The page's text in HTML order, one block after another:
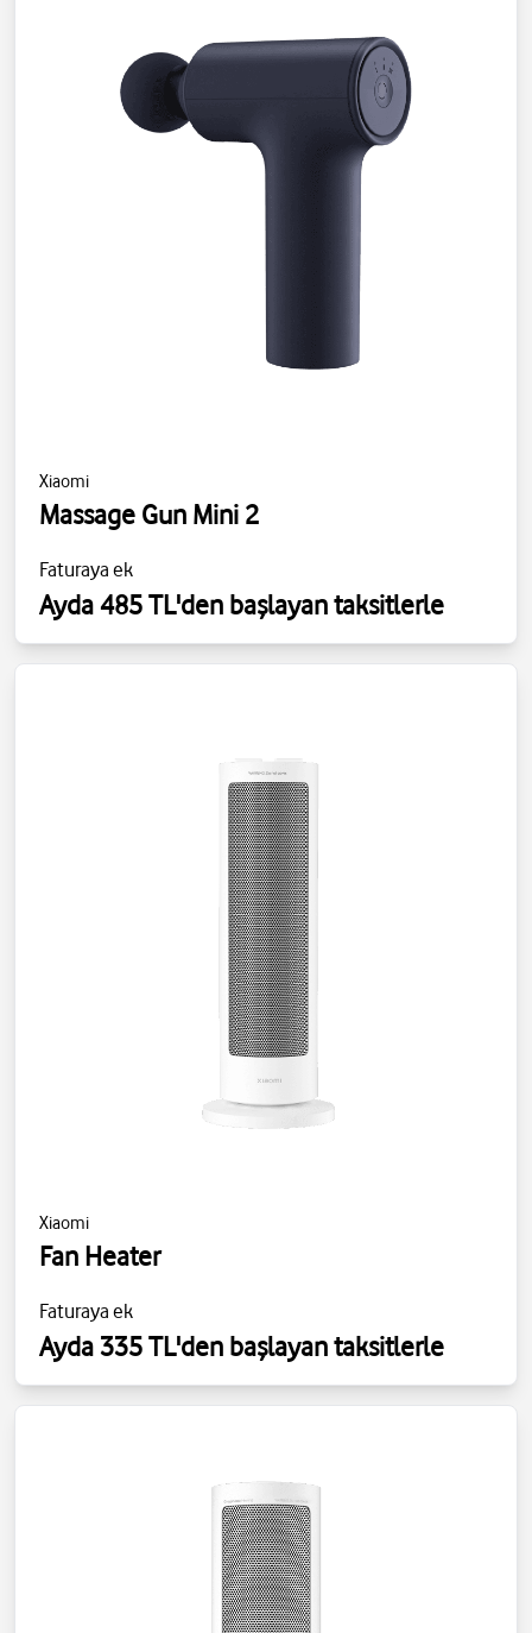
Xiaomi
Massage Gun Mini 2
Faturaya ek
Ayda 485 TL'den başlayan taksitlerle
Xiaomi
Fan Heater
Faturaya ek
Ayda 335 TL'den başlayan taksitlerle